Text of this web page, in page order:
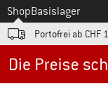
Zum
ShopBasislager
Portofrei ab CHF